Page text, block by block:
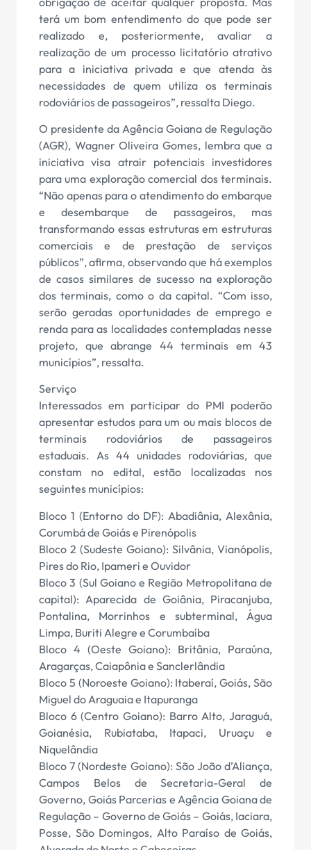
terá um bom entendimento do que pode ser
realizado e, posteriormente, avaliar a
realização de um processo licitatório atrativo
para a iniciativa privada e que atenda às
necessidades de quem utiliza os terminais
rodoviários de passageiros”, ressalta Diego.
O presidente da Agência Goiana de Regulação
(AGR), Wagner Oliveira Gomes, lembra que a
iniciativa visa atrair potenciais investidores
para uma exploração comercial dos terminais.
“Não apenas para o atendimento do embarque
e desembarque de passageiros, mas
transformando essas estruturas em estruturas
comerciais e de prestação de serviços
públicos”, afirma, observando que há exemplos
de casos similares de sucesso na exploração
dos terminais, como o da capital. “Com isso,
serão geradas oportunidades de emprego e
renda para as localidades contempladas nesse
projeto, que abrange 44 terminais em 43
municípios”, ressalta.
Serviço
Interessados em participar do PMI poderão
apresentar estudos para um ou mais blocos de
terminais rodoviários de passageiros
estaduais. As 44 unidades rodoviárias, que
constam no edital, estão localizadas nos
seguintes municípios:
Bloco 1 (Entorno do DF): Abadiânia, Alexânia,
Corumbá de Goiás e Pirenópolis
Bloco 2 (Sudeste Goiano): Silvânia, Vianópolis,
Pires do Rio, Ipameri e Ouvidor
Bloco 3 (Sul Goiano e Região Metropolitana de
capital): Aparecida de Goiânia, Piracanjuba,
Pontalina, Morrinhos e subterminal, Água
Limpa, Buriti Alegre e Corumbaíba
Bloco 4 (Oeste Goiano): Britânia, Paraúna,
Aragarças, Caiapônia e Sanclerlândia
Bloco 5 (Noroeste Goiano): Itaberaí, Goiás, São
Miguel do Araguaia e Itapuranga
Bloco 6 (Centro Goiano): Barro Alto, Jaraguá,
Goianésia, Rubiataba, Itapaci, Uruaçu e
Niquelândia
Bloco 7 (Nordeste Goiano): São João d’Aliança,
Campos Belos de Secretaria-Geral de
Governo, Goiás Parcerias e Agência Goiana de
Regulação – Governo de Goiás – Goiás, Iaciara,
Posse, São Domingos, Alto Paraíso de Goiás,